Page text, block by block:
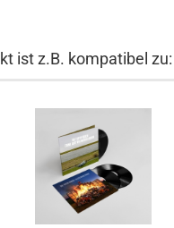
ist z.B. kompatibel zu: